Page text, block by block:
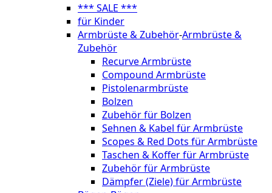
*** SALE ***
für Kinder
Armbrüste & Zubehör-Armbrüste &
Zubehör
Recurve Armbrüste
Compound Armbrüste
Pistolenarmbrüste
Bolzen
Zubehör für Bolzen
Sehnen & Kabel für Armbrüste
Scopes & Red Dots für Armbrüste
Taschen & Koffer für Armbrüste
Zubehör für Armbrüste
Dämpfer (Ziele) für Armbrüste